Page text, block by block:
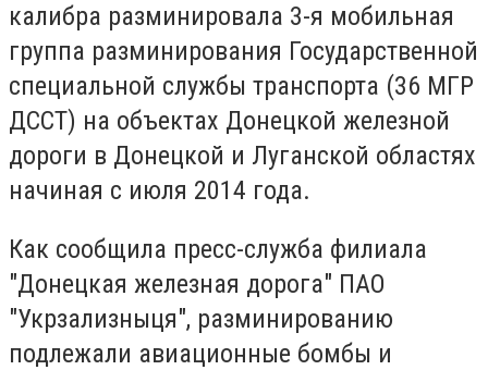
калибра разминировала 3-я мобильная
группа разминирования Государственной
специальной службы транспорта (36 МГР
ДССТ) на объектах Донецкой железной
дороги в Донецкой и Луганской областях
начиная с июля 2014 года.
Как сообщила пресс-служба филиала
"Донецкая железная дорога" ПАО
"Укрзализныця", разминированию
подлежали авиационные бомбы и